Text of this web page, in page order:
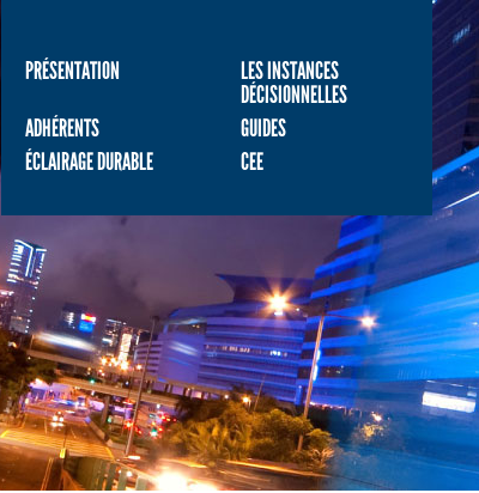
PRÉSENTATION
LES INSTANCES
DÉCISIONNELLES
ADHÉRENTS
GUIDES
ÉCLAIRAGE DURABLE
CEE